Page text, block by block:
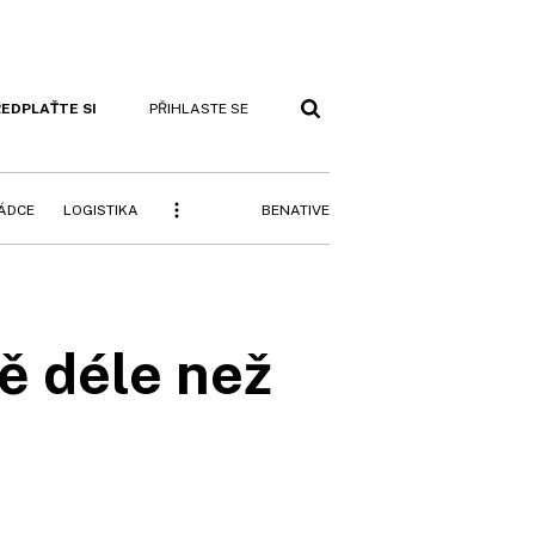
SI PŘIHLASTE SE
LOGISTIKA BENATIVE
déle než